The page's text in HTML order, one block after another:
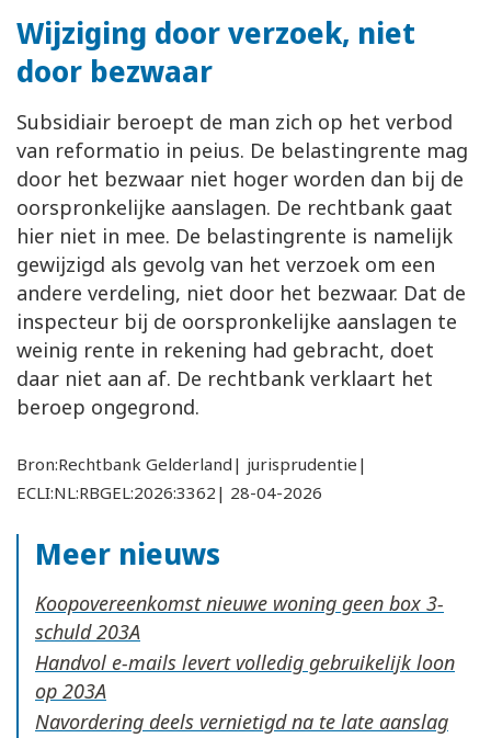
Wijziging door verzoek, niet
door bezwaar
Subsidiair beroept de man zich op het verbod
van reformatio in peius. De belastingrente mag
door het bezwaar niet hoger worden dan bij de
oorspronkelijke aanslagen. De rechtbank gaat
hier niet in mee. De belastingrente is namelijk
gewijzigd als gevolg van het verzoek om een
andere verdeling, niet door het bezwaar. Dat de
inspecteur bij de oorspronkelijke aanslagen te
weinig rente in rekening had gebracht, doet
daar niet aan af. De rechtbank verklaart het
beroep ongegrond.
Bron:Rechtbank Gelderland| jurisprudentie|
ECLI:NL:RBGEL:2026:3362| 28-04-2026
Meer nieuws
Koopovereenkomst nieuwe woning geen box 3-
schuld
Handvol e-mails levert volledig gebruikelijk loon
op
Navordering deels vernietigd na te late aanslag